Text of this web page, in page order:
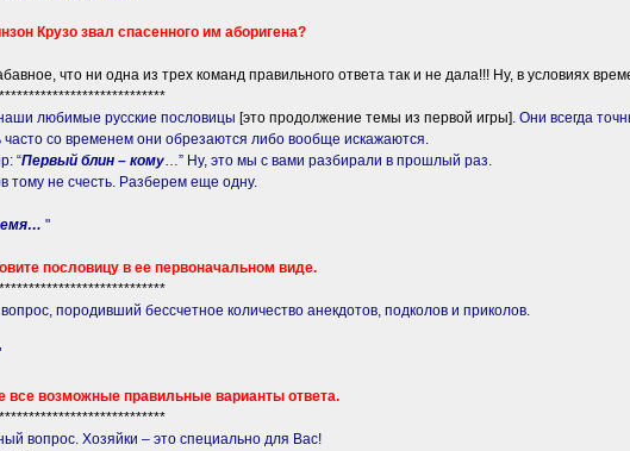
Крузо звал спасенного им аборигена?
что ни одна из трех команд правильного ответа так и не дала!!! Ну, в условиях
любимые русские пословицы [это продолжение темы из первой игры]. Они всегда
часто со временем они обрезаются либо вообще искажаются.
“Первый блин – кому…” Ну, это мы с вами разбирали в прошлый раз.
тому не счесть. Разберем еще одну.
"
пословицу в ее первоначальном виде.
породивший бессчетное количество анекдотов, подколов и приколов.
все возможные правильные варианты ответа.
вопрос. Хозяйки – это специально для Вас!